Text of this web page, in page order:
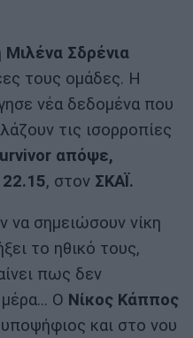
Μιλένα Σδρένια
τους ομάδες. Η
νέα δεδομένα που
τις ισορροπίες
απόψε,
22.15, στον ΣΚΑΪ.
να σημειώσουν νίκη
το ηθικό τους,
πως δεν
μέρα… Ο Νίκος Κάππος
και στο νου